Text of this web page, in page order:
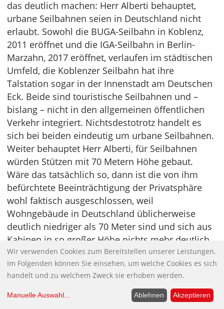
das deutlich machen: Herr Alberti behauptet,
urbane Seilbahnen seien in Deutschland nicht
erlaubt. Sowohl die BUGA-Seilbahn in Koblenz,
2011 eröffnet und die IGA-Seilbahn in Berlin-
Marzahn, 2017 eröffnet, verlaufen im städtischen
Umfeld, die Koblenzer Seilbahn hat ihre
Talstation sogar in der Innenstadt am Deutschen
Eck. Beide sind touristische Seilbahnen und –
bislang – nicht in den allgemeinen öffentlichen
Verkehr integriert. Nichtsdestotrotz handelt es
sich bei beiden eindeutig um urbane Seilbahnen.
Weiter behauptet Herr Alberti, für Seilbahnen
würden Stützen mit 70 Metern Höhe gebaut.
Wäre das tatsächlich so, dann ist die von ihm
befürchtete Beeinträchtigung der Privatsphäre
wohl faktisch ausgeschlossen, weil
Wohngebäude in Deutschland üblicherweise
deutlich niedriger als 70 Meter sind und sich aus
Kabinen in so großer Höhe nichts mehr deutlich
erkennen lässt. Seilbahnen und ihre Stationen
lassen sich grundsätzlich in jeder Höhe bauen, ja
die Seilbahnkabinen können sogar bis auf das
Straßenniveau abgesenkt werden (wie die
Mittelstation der Berliner Seilbahn), was einen
Wir verwenden Cookies zum Bereitstellen unserer Leistungen.
Im Folgenden können Sie einsehen, um welche Cookies es sich
handelt und zu welchem Zweck sie erhoben werden.
Manuelle Auswahl... Ablehnen Akzeptieren